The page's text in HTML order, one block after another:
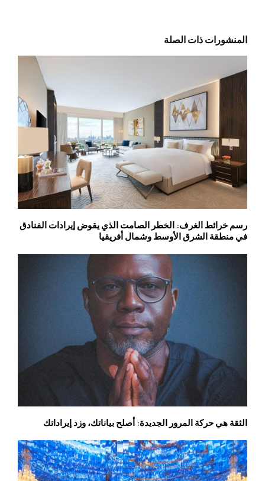
المنشورات ذات الصلة
رسم خرائط الغرف: الخطر الصامت الذي يقوض إيرادات الفنادق
في منطقة الشرق الأوسط وشمال أفريقيا
الثقة هي حركة المرور الجديدة: أصلح بياناتك، وزد إيراداتك